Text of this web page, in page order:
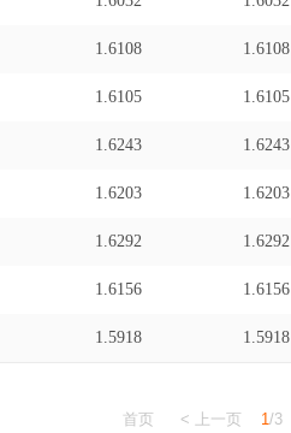
1.6108 1.6108
1.6105 1.6105
1.6243 1.6243
1.6203 1.6203
1.6292 1.6292
1.6156 1.6156
1.5918 1.5918
首页 < 上一页 1/3